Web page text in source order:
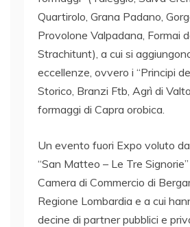
Quartirolo, Grana Padano,
Provolone Valpadana, Formai
Strachitunt), a cui si
eccellenze, ovvero i “Principi
Storico, Branzi Ftb, Agrì di
formaggi di Capra orobica.
Un evento fuori Expo voluto
“San Matteo – Le Tre
Camera di Commercio di
Regione Lombardia e a cui
decine di partner pubblici e